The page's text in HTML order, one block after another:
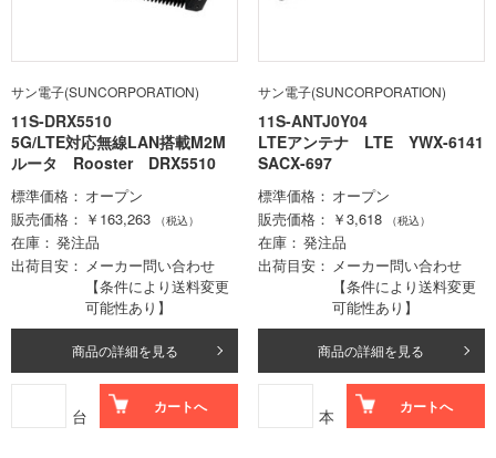
サン電子(SUNCORPORATION)
11S-DRX5510
5G/LTE対応無線LAN搭載M2M
ルータ Rooster DRX5510
標準価格
オープン
販売価格
￥163,263 （税込）
在庫
発注品
出荷目安
メーカー問い合わせ
【条件により送料変更
可能性あり】
商品の詳細を見る
台 カートへ
サン電子(SUNCORPORATION)
11S-ANTJ0Y04
LTEアンテナ LTE YWX-6141
SACX-697
標準価格
オープン
販売価格
￥3,618 （税込）
在庫
発注品
出荷目安
メーカー問い合わせ
【条件により送料変更
可能性あり】
商品の詳細を見る
本 カートへ